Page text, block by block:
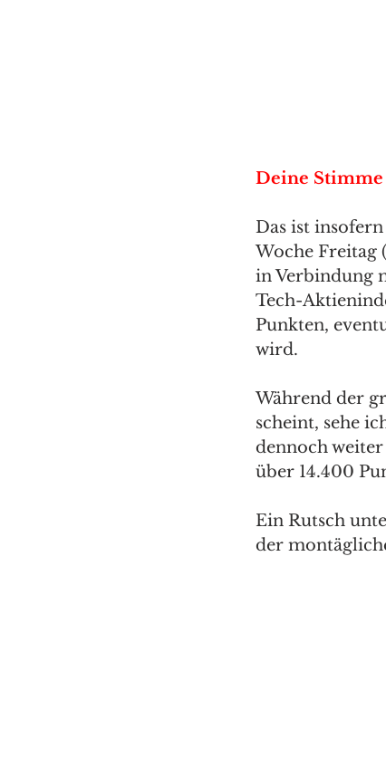
Deine Stimme
Das ist
Woche Freitag
in Verbindung
Tech-
Punkten,
wird.
Während der
scheint, sehe
dennoch
über 14.400
Ein Rutsch
der